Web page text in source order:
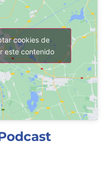
cookies de
este contenido